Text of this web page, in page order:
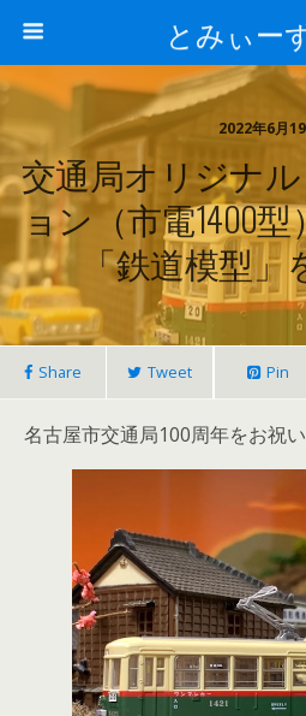
とみぃー
2022年6月
交通局オリジナ
ョン（市電1400
「鉄道模型」
Share Tweet Pin
名古屋市交通局100周年をお祝い